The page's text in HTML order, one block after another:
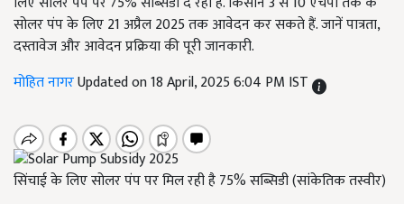
सोलर पंप के लिए 21 अप्रैल 2025 तक आवेदन कर सकते हैं. जानें पात्रता,
दस्तावेज और आवेदन प्रक्रिया की पूरी जानकारी.
मोहित नागरUpdated on 18 April, 2025 6:04 PM IST
सिंचाई के लिए सोलर पंप पर मिल रही है 75% सब्सिडी (सांकेतिक तस्वीर)